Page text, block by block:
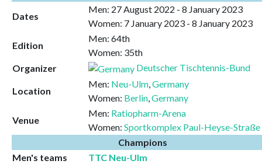
Dates
Men: 27 August 2022 - 8 January 2023
Women: 7 January 2023 - 8 January 2023
Edition
Men: 64th
Women: 35th
Organizer
Deutscher Tischtennis-Bund
Location
Men: Neu-Ulm,Germany
Women: Berlin,Germany
Venue
Men: Ratiopharm-Arena
Women: Sportkomplex Paul-Heyse-Straße
Champions
Men's teams
TTC Neu-Ulm